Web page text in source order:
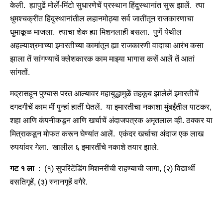
केली. ह्यापुढें मोर्ले-मिंटो सुधारणेचें प्रस्थान हिंदुस्थानांत सुरू झालें. त्या
धुमश्चक्रींत हिंदुस्थानांतील लहानमोठ्या सर्व जातींतून राजकारणाचा
धुमाकूळ माजला. त्याचा शेक ह्या मिशनलाही बसला. पुणें येथील
अहल्याश्रमाच्या इमारतीच्या कामांतून ह्या राजकारणी वादाचा आरंभ कसा
झाला तें सांगण्याचें क्लेशकारक काम माझ्या भागास कसें आलें तें आतां
सांगतों.
मद्रासहून पुण्यास परत आल्यावर महायुद्धामुळें तहकूब झालेलें इमारतीचें
दगदगीचें काम मीं पुन्हां हातीं घेतलें. या इमारतीचा नकाशा मुंबईंतील पाटकर,
शहा आणि कंपनीकडून आणि खर्चाचें अंदाजपत्रक अमृतलाल व्ही. ठक्कर या
मित्राकडून मोफत करून घेण्यांत आलें. एकंदर खर्चाचा अंदाज एक लाख
रुपयांवर गेला. खालील ६ इमारतींचे नकाशे तयार झाले.
गट १ ला: (१) सुपरिंटेंडिंग मिशनरींची राहण्याची जागा, (२) विद्यार्थी
वसतिगृहें, (३) स्नानगृहें वगैरे.